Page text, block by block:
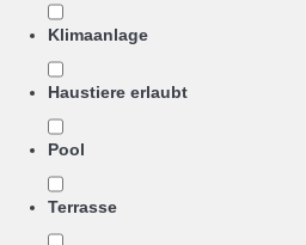
Klimaanlage
Haustiere erlaubt
Pool
Terrasse